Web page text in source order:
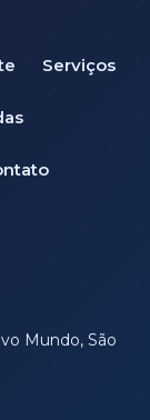
Serviços
Mundo, São